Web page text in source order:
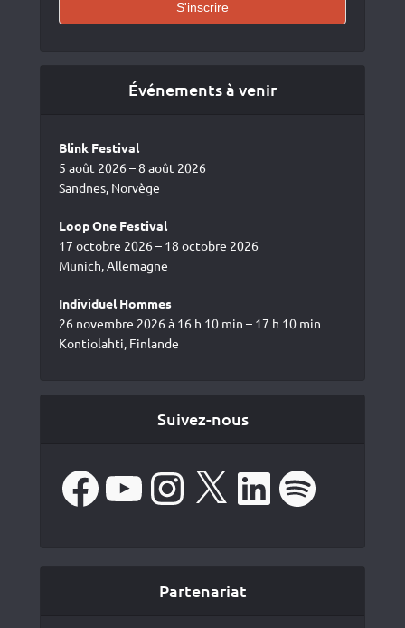
Événements à venir
Blink Festival
5 août 2026 – 8 août 2026
Sandnes, Norvège
Loop One Festival
17 octobre 2026 – 18 octobre 2026
Munich, Allemagne
Individuel Hommes
26 novembre 2026 à 16 h 10 min – 17 h 10 min
Kontiolahti, Finlande
Suivez-nous
FacebookYouTube Instagram LinkedIn Spotify
Partenariat